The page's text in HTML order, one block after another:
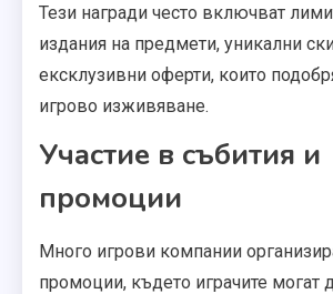
Тези награди често включват
издания на предмети, уникални
ексклузивни оферти, които
игрово изживяване.
Участие в събития и
промоции
Много игрови компании
промоции, където играчите могат